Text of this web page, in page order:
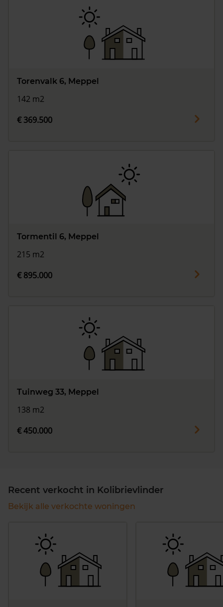
Torenvalk 6, Meppel
142 m2
€ 369.500
Tormentil 6, Meppel
215 m2
€ 895.000
Tuinweg 33, Meppel
138 m2
€ 450.000
Recent verkocht in Kolibrievlinder
Bekijk alle verkochte woningen